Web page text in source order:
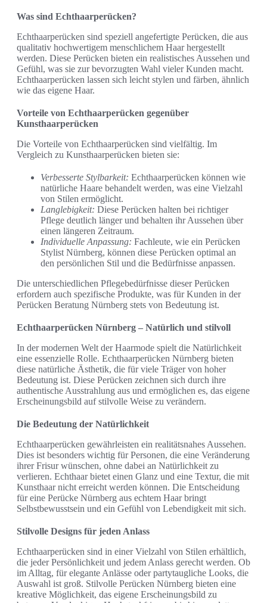
Was sind Echthaarperücken?
Echthaarperücken sind speziell angefertigte Perücken, die aus
qualitativ hochwertigem menschlichem Haar hergestellt
werden. Diese Perücken bieten ein realistisches Aussehen und
Gefühl, was sie zur bevorzugten Wahl vieler Kunden macht.
Echthaarperücken lassen sich leicht stylen und färben, ähnlich
wie das eigene Haar.
Vorteile von Echthaarperücken gegenüber
Kunsthaarperücken
Die Vorteile von Echthaarperücken sind vielfältig. Im
Vergleich zu Kunsthaarperücken bieten sie:
Verbesserte Stylbarkeit: Echthaarperücken können wie
natürliche Haare behandelt werden, was eine Vielzahl
von Stilen ermöglicht.
Langlebigkeit: Diese Perücken halten bei richtiger
Pflege deutlich länger und behalten ihr Aussehen über
einen längeren Zeitraum.
Individuelle Anpassung: Fachleute, wie ein Perücken
Stylist Nürnberg, können diese Perücken optimal an
den persönlichen Stil und die Bedürfnisse anpassen.
Die unterschiedlichen Pflegebedürfnisse dieser Perücken
erfordern auch spezifische Produkte, was für Kunden in der
Perücken Beratung Nürnberg stets von Bedeutung ist.
Echthaarperücken Nürnberg – Natürlich und stilvoll
In der modernen Welt der Haarmode spielt die Natürlichkeit
eine essenzielle Rolle. Echthaarperücken Nürnberg bieten
diese natürliche Ästhetik, die für viele Träger von hoher
Bedeutung ist. Diese Perücken zeichnen sich durch ihre
authentische Ausstrahlung aus und ermöglichen es, das eigene
Erscheinungsbild auf stilvolle Weise zu verändern.
Die Bedeutung der Natürlichkeit
Echthaarperücken gewährleisten ein realitätsnahes Aussehen.
Dies ist besonders wichtig für Personen, die eine Veränderung
ihrer Frisur wünschen, ohne dabei an Natürlichkeit zu
verlieren. Echthaar bietet einen Glanz und eine Textur, die mit
Kunsthaar nicht erreicht werden können. Die Entscheidung
für eine Perücke Nürnberg aus echtem Haar bringt
Selbstbewusstsein und ein Gefühl von Lebendigkeit mit sich.
Stilvolle Designs für jeden Anlass
Echthaarperücken sind in einer Vielzahl von Stilen erhältlich,
die jeder Persönlichkeit und jedem Anlass gerecht werden. Ob
im Alltag, für elegante Anlässe oder partytaugliche Looks, die
Auswahl ist groß. Stilvolle Perücken Nürnberg bieten eine
kreative Möglichkeit, das eigene Erscheinungsbild zu